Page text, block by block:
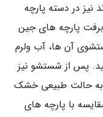
در دسته پارچه
آبرفت پارچه های جین
آن ها، آب ولرم
پس از شستشو نیز
به حالت طبیعی خشک
با پارچه های